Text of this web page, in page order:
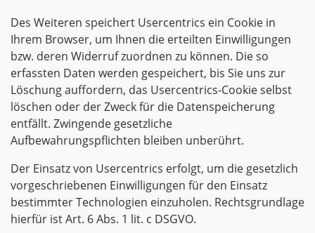
Des Weiteren speichert Usercentrics ein Cookie in
Ihrem Browser, um Ihnen die erteilten Einwilligungen
bzw. deren Widerruf zuordnen zu können. Die so
erfassten Daten werden gespeichert, bis Sie uns zur
Löschung auffordern, das Usercentrics-Cookie selbst
löschen oder der Zweck für die Datenspeicherung
entfällt. Zwingende gesetzliche
Aufbewahrungspflichten bleiben unberührt.
Der Einsatz von Usercentrics erfolgt, um die gesetzlich
vorgeschriebenen Einwilligungen für den Einsatz
bestimmter Technologien einzuholen. Rechtsgrundlage
hierfür ist Art. 6 Abs. 1 lit. c DSGVO.